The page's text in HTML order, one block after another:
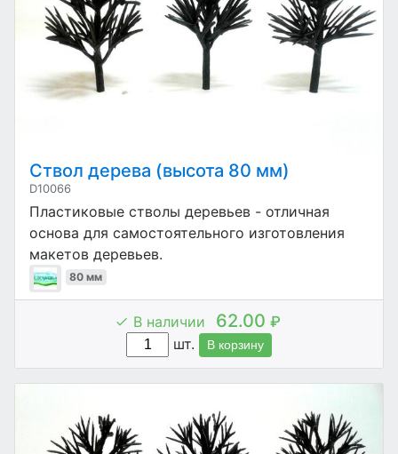
Ствол дерева (высота 80 мм)
D10066
Пластиковые стволы деревьев - отличная
основа для самостоятельного изготовления
макетов деревьев.
80 мм
В наличии 62.00 ₽
шт.
В корзину